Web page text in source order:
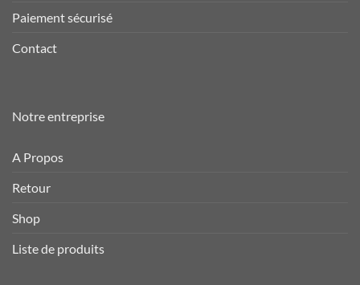
Paiement sécurisé
Contact
Notre entreprise
A Propos
Retour
Shop
Liste de produits